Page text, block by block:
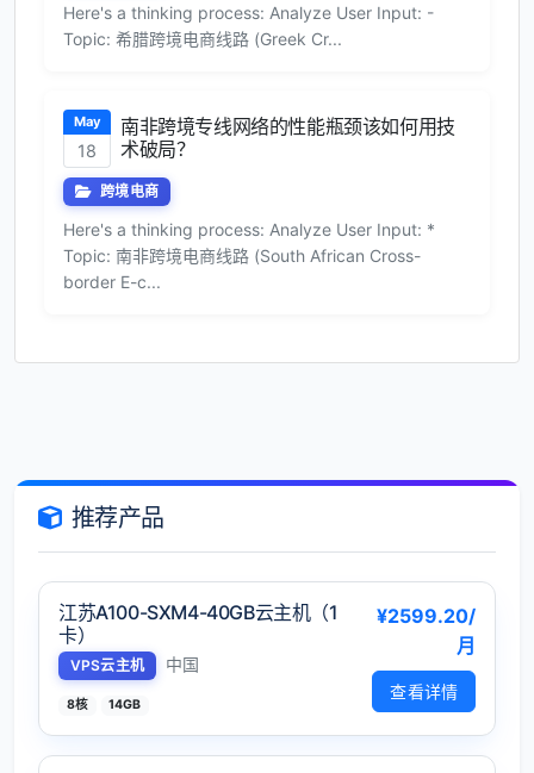
Here's a thinking process: Analyze User Input: -
Topic: 希腊跨境电商线路 (Greek Cr...
May
18
南非跨境专线网络的性能瓶颈该如何用技
术破局？
跨境电商
Here's a thinking process: Analyze User Input: *
Topic: 南非跨境电商线路 (South African Cross-
border E-c...
推荐产品
江苏A100-SXM4-40GB云主机（1
卡）
VPS云主机 中国
8核 14GB
¥2599.20/
月
查看详情